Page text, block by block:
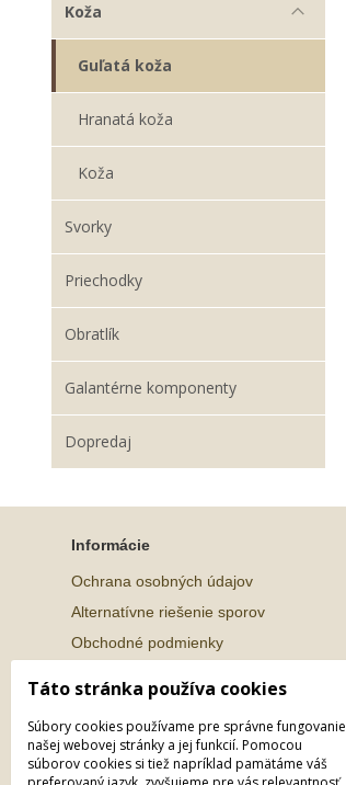
Koža
Guľatá koža
Hranatá koža
Koža
Svorky
Priechodky
Obratlík
Galantérne komponenty
Dopredaj
Informácie
Ochrana osobných údajov
Alternatívne riešenie sporov
Obchodné podmienky
Táto stránka používa cookies
Súbory cookies používame pre správne fungovanie
našej webovej stránky a jej funkcií. Pomocou
súborov cookies si tiež napríklad pamätáme váš